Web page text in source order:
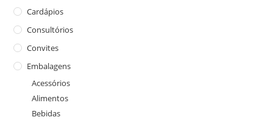
Cardápios
Consultórios
Convites
Embalagens
Acessórios
Alimentos
Bebidas